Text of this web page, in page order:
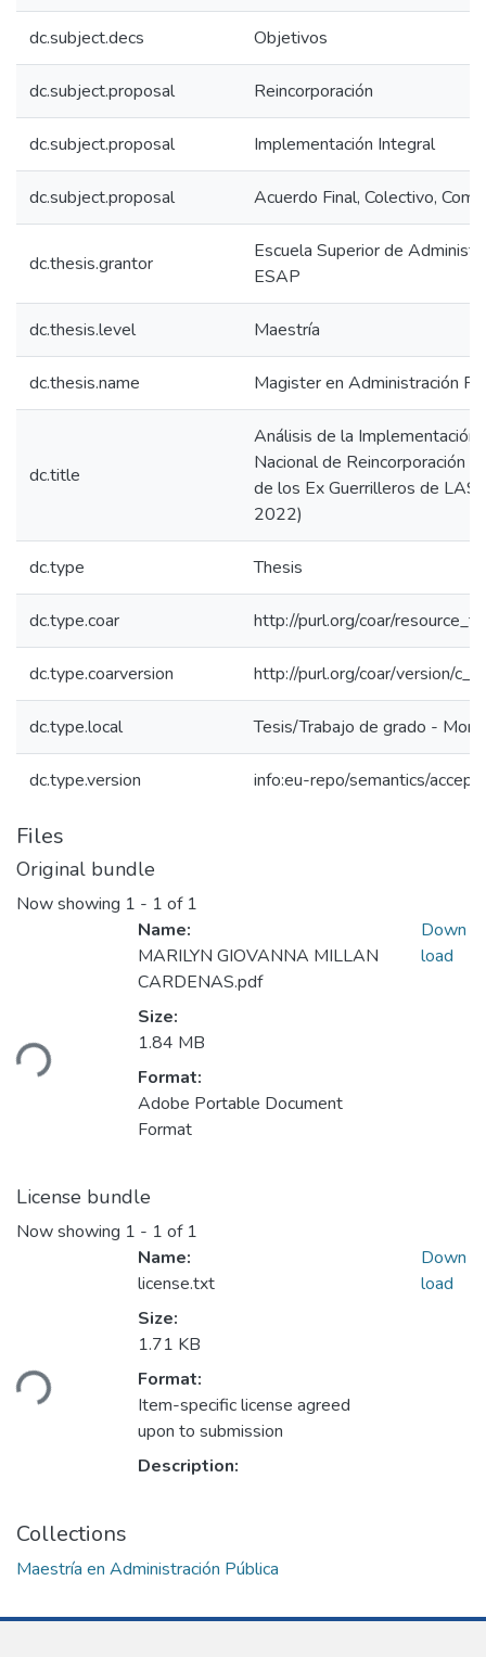
dc.subject.decs Objetivos
dc.subject.proposal Reincorporación
dc.subject.proposal Implementación Integral
dc.subject.proposal Acuerdo Final, Colectivo,
dc.thesis.grantor
Escuela Superior de
ESAP
dc.thesis.level Maestría
dc.thesis.name Magister en Administración
dc.title
Análisis de la Implementación
Nacional de Reincorporación
de los Ex Guerrilleros de
2022)
dc.type Thesis
dc.type.coar http://purl.org/coar/
dc.type.coarversion http://purl.org/coar/version/
dc.type.local Tesis/Trabajo de grado -
dc.type.version info:eu-repo/semantics/
Files
Original bundle
Now showing 1 - 1 of 1
Loading...
Name:
MARILYN GIOVANNA MILLAN
CARDENAS.pdf
Size:
1.84 MB
Format:
Adobe Portable Document
Format
Down
load
License bundle
Now showing 1 - 1 of 1
Loading...
Name:
license.txt
Size:
1.71 KB
Format:
Item-specific license agreed
upon to submission
Description:
Down
load
Collections
Maestría en Administración Pública